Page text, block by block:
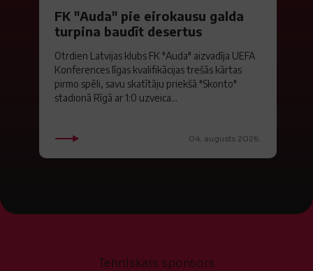
FK "Auda" pie eirokausu galda
turpina baudīt desertus
Otrdien Latvijas klubs FK "Auda" aizvadīja UEFA
Konferences līgas kvalifikācijas trešās kārtas
pirmo spēli, savu skatītāju priekšā "Skonto"
stadionā Rīgā ar 1:0 uzveica...
04. augusts 2026.
Tehniskais sponsors